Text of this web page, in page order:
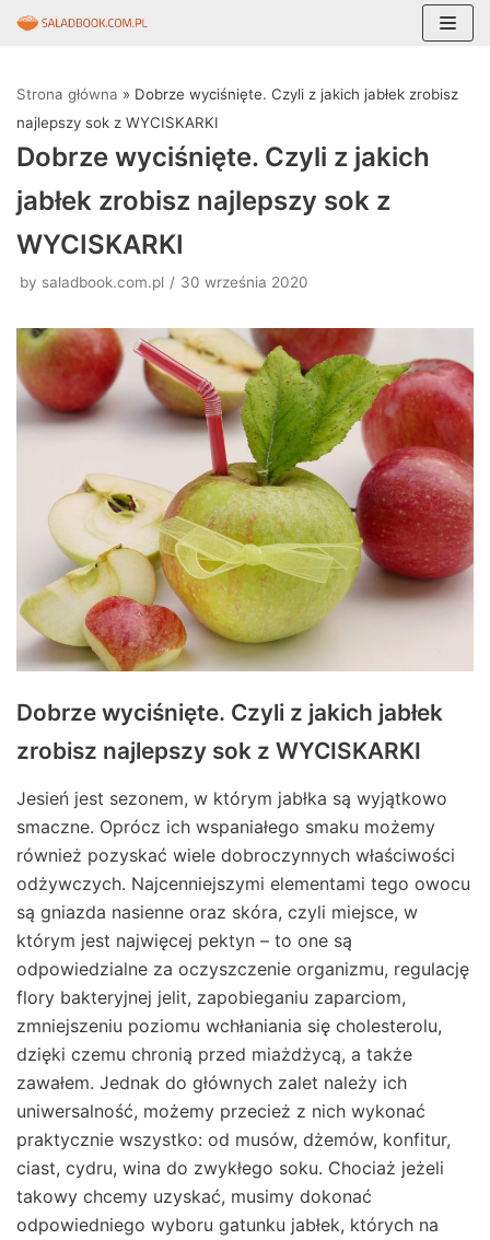
do
treści
Strona główna » Dobrze wyciśnięte. Czyli z jakich jabłek zrobisz
najlepszy sok z WYCISKARKI
Dobrze wyciśnięte. Czyli z jakich
jabłek zrobisz najlepszy sok z
WYCISKARKI
by saladbook.com.pl 30 września 2020
Dobrze wyciśnięte. Czyli z jakich jabłek
zrobisz najlepszy sok z WYCISKARKI
Jesień jest sezonem, w którym jabłka są wyjątkowo
smaczne. Oprócz ich wspaniałego smaku możemy
również pozyskać wiele dobroczynnych właściwości
odżywczych. Najcenniejszymi elementami tego owocu
są gniazda nasienne oraz skóra, czyli miejsce, w
którym jest najwięcej pektyn – to one są
odpowiedzialne za oczyszczenie organizmu, regulację
flory bakteryjnej jelit, zapobieganiu zaparciom,
zmniejszeniu poziomu wchłaniania się cholesterolu,
dzięki czemu chronią przed miażdżycą, a także
zawałem. Jednak do głównych zalet należy ich
uniwersalność, możemy przecież z nich wykonać
praktycznie wszystko: od musów, dżemów, konfitur,
ciast, cydru, wina do zwykłego soku. Chociaż jeżeli
takowy chcemy uzyskać, musimy dokonać
odpowiedniego wyboru gatunku jabłek, których na